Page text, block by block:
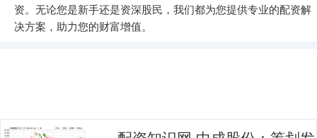
资。无论您是新手还是资深股民，我们都为您提供专业的配资解
决方案，助力您的财富增值。